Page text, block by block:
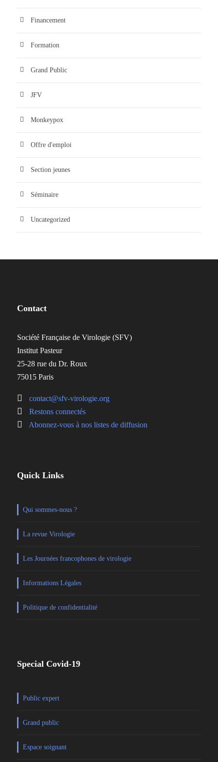
Financement
Formation
Grand Public
JFV
Monkeypox
Offre d'emploi
Section jeunes
Séminaire
Uncategorized
Contact
Société Française de Virologie (SFV)
Institut Pasteur
25-28 rue du Dr. Roux
75015 Paris
contact@sfv-virologie.org
Restons connectés
Abonnez-vous à nos listes de diffusion
Quick Links
Qui sommes-nous ?
La revue Virologie
Les Journées francophones de virologie
Informations Légales
Politique de confidentialité
Special Covid-19
Public expert
Grand public
Espace soignant